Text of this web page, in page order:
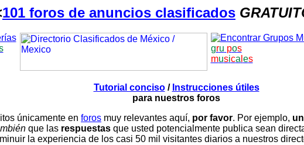
101 foros de anuncios clasificados
gru pos
musica es
Tutorial conciso/ Instrucciones útiles
para nuestros foros
únicamente en foros muy relevantes aquí, por favor. Por ejemplo,
que las respuestas que usted potencialmente publica sean
la experiencia de los casi 50 mil visitantes diarios a nuestros